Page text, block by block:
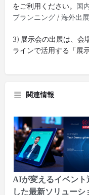
をご利用ください。 国
プランニング / 海外出
3) 展示会の出展は、会
ラインで活用する「展
関連情報
AIが変えるイベン
した最新ソリューシ